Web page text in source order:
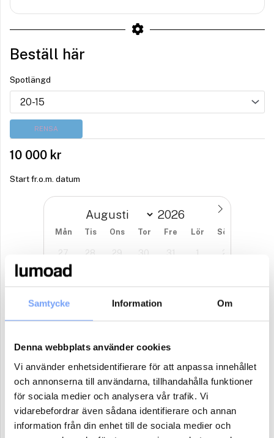
Samtycke Information Om
Denna webbplats använder cookies
Vi använder enhetsidentifierare för att anpassa innehållet
och annonserna till användarna, tillhandahålla funktioner
för sociala medier och analysera vår trafik. Vi
vidarebefordrar även sådana identifierare och annan
information från din enhet till de sociala medier och
Beställ här
Spotlängd
RENSA
10 000 kr
Start fr.o.m. datum
Mån Tis Ons Tor Fre Lör Sön
27 28 29 30 31 1 2
3
10 12 13 16
24 25 26 27 28
31 1 2 3 4 5 6